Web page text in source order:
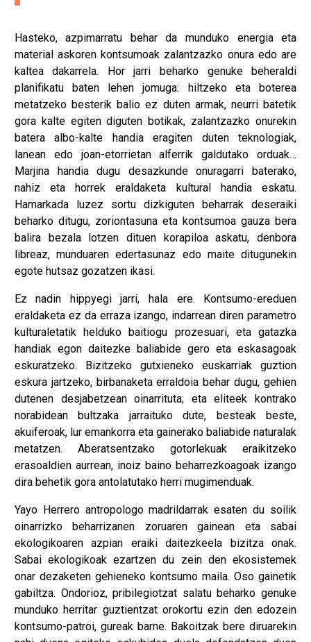
Hasteko, azpimarratu behar da munduko energia eta
material askoren kontsumoak zalantzazko onura edo are
kaltea dakarrela. Hor jarri beharko genuke beheraldi
planifikatu baten lehen jomuga: hiltzeko eta boterea
metatzeko besterik balio ez duten armak, neurri batetik
gora kalte egiten diguten botikak, zalantzazko onurekin
batera albo-kalte handia eragiten duten teknologiak,
lanean edo joan-etorrietan alferrik galdutako orduak…
Marjina handia dugu desazkunde onuragarri baterako,
nahiz eta horrek eraldaketa kultural handia eskatu.
Hamarkada luzez sortu dizkiguten beharrak deseraiki
beharko ditugu, zoriontasuna eta kontsumoa gauza bera
balira bezala lotzen dituen korapiloa askatu, denbora
libreaz, munduaren edertasunaz edo maite ditugunekin
egote hutsaz gozatzen ikasi.
Ez nadin hippyegi jarri, hala ere. Kontsumo-ereduen
eraldaketa ez da erraza izango, indarrean diren parametro
kulturaletatik helduko baitiogu prozesuari, eta gatazka
handiak egon daitezke baliabide gero eta eskasagoak
eskuratzeko. Bizitzeko gutxieneko euskarriak guztion
eskura jartzeko, birbanaketa erraldoia behar dugu, gehien
dutenen desjabetzean oinarrituta; eta eliteek kontrako
norabidean bultzaka jarraituko dute, besteak beste,
akuiferoak, lur emankorra eta gainerako baliabide naturalak
metatzen. Aberatsentzako gotorlekuak eraikitzeko
erasoaldien aurrean, inoiz baino beharrezkoagoak izango
dira behetik gora antolatutako herri mugimenduak.
Yayo Herrero antropologo madrildarrak esaten du soilik
oinarrizko beharrizanen zoruaren gainean eta sabai
ekologikoaren azpian eraiki daitezkeela bizitza onak.
Sabai ekologikoak ezartzen du zein den ekosistemek
onar dezaketen gehieneko kontsumo maila. Oso gainetik
gabiltza. Ondorioz, pribilegiotzat salatu beharko genuke
munduko herritar guztientzat orokortu ezin den edozein
kontsumo-patroi, gureak barne. Bakoitzak bere diruarekin